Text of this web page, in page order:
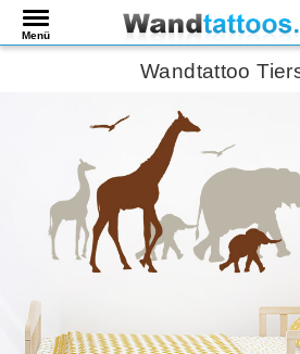
Menü
Wandtattoo